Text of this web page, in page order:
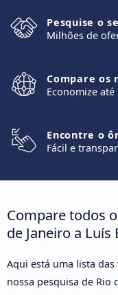
Pesquise o
Milhões de
Compare os
Economize até
Encontre o
Fácil e
Compare todos
de Janeiro a
Aqui está uma lista
nossa pesquisa de Rio